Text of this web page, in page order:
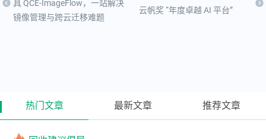
具 QCE-ImageFlow，一站解决
镜像管理与跨云迁移难题
云帆奖 “年度卓越 AI 平台”
热门文章 最新文章 推荐文章